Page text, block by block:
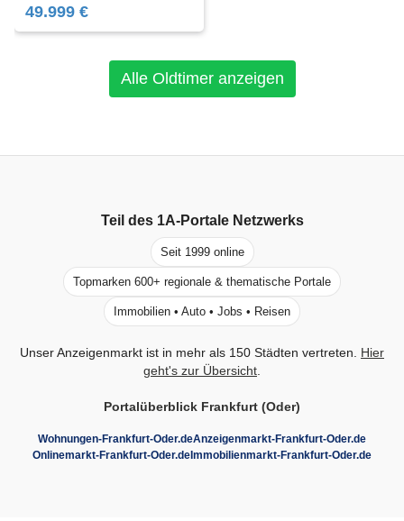
49.999 €
Alle Oldtimer anzeigen
Teil des 1A-PortaleNetzwerks
Seit 1999 online
Topmarken 600+ regionale & thematische Portale
Immobilien • Auto • Jobs • Reisen
Unser Anzeigenmarkt ist in mehr als 150 Städten vertreten.
Hier
geht's zur Übersicht
Portalüberblick Frankfurt (Oder)
Wohnungen-Frankfurt-Oder.deAnzeigenmarkt-Frankfurt-Oder.de
Onlinemarkt-Frankfurt-Oder.deImmobilienmarkt-Frankfurt-Oder.de